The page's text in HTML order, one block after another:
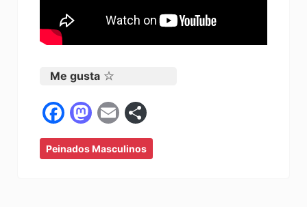
Me gusta
F
a
c
M
a
st
E
m
ai
o
m
Peinados Masculinos